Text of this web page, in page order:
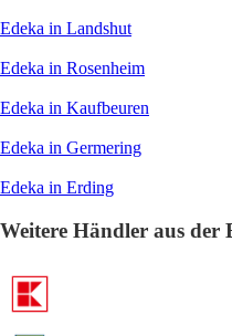
Edeka in Landshut
Edeka in Rosenheim
Edeka in Kaufbeuren
Edeka in Germering
Edeka in Erding
Weitere Händler aus der